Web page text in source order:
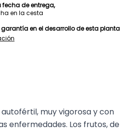
fecha de entrega,
en la cesta
garantía en el desarrollo de esta planta
muy vigorosa y con
enfermedades. Los frutos, de